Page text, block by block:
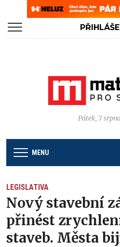
Pátek, 7
MENU
LEGISLATIVA
Nový stavební
přinést
staveb. Města